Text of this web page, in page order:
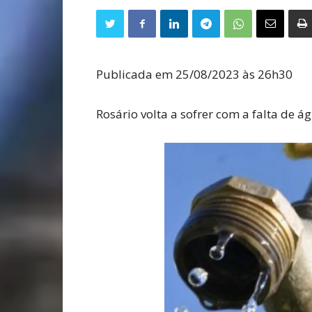
Publicada em 25/08/2023 às 26h30
Rosário volta a sofrer com a falta de